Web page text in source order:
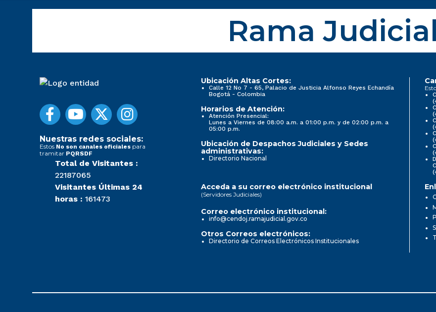
Rama Judicial
Nuestras redes sociales:
Estos No son canales oficiales para
tramitar PQRSDF
Total de Visitantes :
22187065
Visitantes Últimas 24
horas : 161473
Ubicación Altas Cortes:
Calle 12 No 7 - 65, Palacio de Justicia Alfonso Reyes Echandía
Bogotá - Colombia
Horarios de Atención:
Atención Presencial:
Lunes a Viernes de 08:00 a.m. a 01:00 p.m. y de 02:00 p.m. a
05:00 p.m.
Ubicación de Despachos Judiciales y Sedes
administrativas:
Directorio Nacional
Acceda a su correo electrónico institucional
(Servidores Judiciales)
Correo electrónico institucional:
info@cendoj.ramajudicial.gov.co
Otros Correos electrónicos:
Directorio de Correos Electrónicos Institucionales